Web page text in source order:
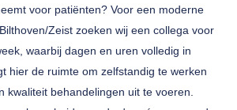
voor patiënten? Voor een moderne
Zeist zoeken wij een collega voor
waarbij dagen en uren volledig in
hier de ruimte om zelfstandig te werken
kwaliteit behandelingen uit te voeren.